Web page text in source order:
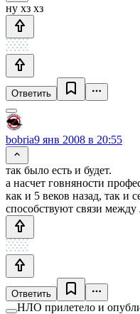
ну хз хз
Ответить
bobria9 янв 2008 в 20:55
так было есть и будет.
а насчет говняности
как и 5 веков назад, так и
способствуют связи
Ответить
НЛО прилетело и